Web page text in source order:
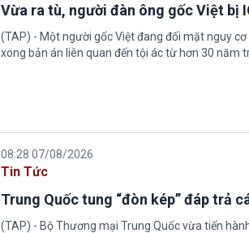
Vừa ra tù, người đàn ông gốc Việt bị
(TAP) - Một người gốc Việt đang đối mặt nguy
xong bản án liên quan đến tội ác từ hơn 30 năm
08:28 07/08/2026
Tin Tức
Trung Quốc tung “đòn kép” đáp trả
(TAP) - Bộ Thương mại Trung Quốc vừa tiến